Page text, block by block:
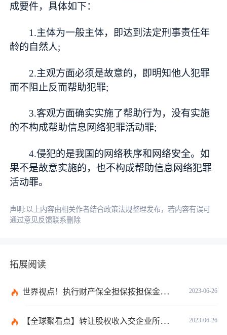
成要件，具体如下：
1.主体为一般主体，即达到法定刑事责任年
龄的自然人;
2.主观方面必须是故意的，即明知他人犯罪
而不阻止反而帮助犯罪;
3.客观方面确实实施了帮助行为，没有实施
的不构成帮助信息网络犯罪活动罪;
4.侵犯的是我国的网络秩序和网络安全。如
果不是故意实施的，也不构成帮助信息网络犯罪
活动罪。
声明:以上内容由相关作者结合政策法规整理发布，若内容有误可
通过意见反馈联系删除
拓展阅读
2023-06-26
世界视点！执行财产保全担保按担保金额的1%收取吗？
2023-06-26
【全球聚看点】转让股权收入交企业所得税吗？企业所得税征税原则是什么？